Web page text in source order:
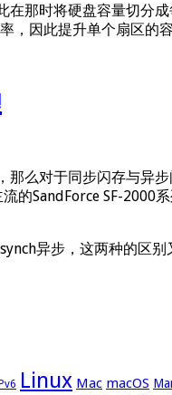
那时将硬盘容量切分
，因此提升单个扇区的
那么对于同步闪存与异
的SandForce SF-
异步，这两种的区
Linux Mac macOS